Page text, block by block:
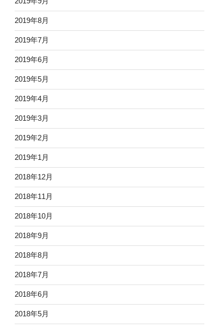
2019年8月
2019年7月
2019年6月
2019年5月
2019年4月
2019年3月
2019年2月
2019年1月
2018年12月
2018年11月
2018年10月
2018年9月
2018年8月
2018年7月
2018年6月
2018年5月